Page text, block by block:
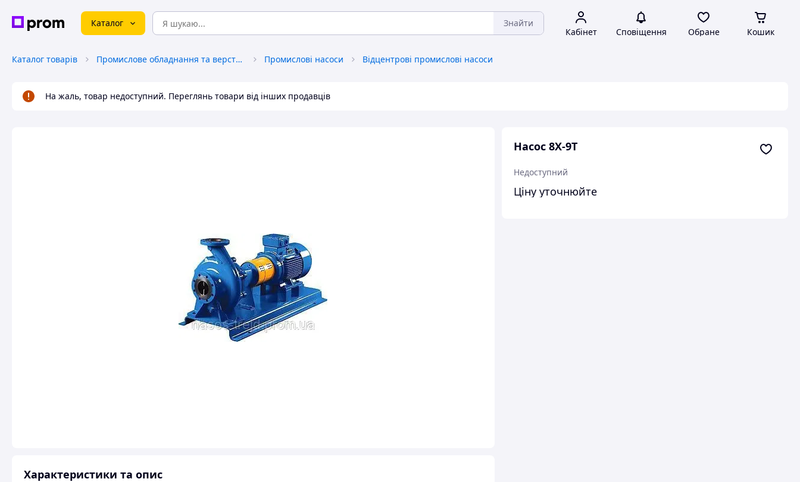
Каталог Знайти
Кабінет Сповіщення Обране Кошик
Каталог товарів Промислове обладнання та верстати Промислові насоси Відцентрові промислові насоси
На жаль, товар недоступний. Переглянь товари від інших продавців
Насос 8Х-9Т
Недоступний
Ціну уточнюйте
Характеристики та опис